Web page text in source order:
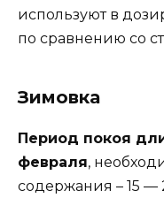
используют в
по сравнению со
Зимовка
Период покоя
февраля,
содержания – 15 —